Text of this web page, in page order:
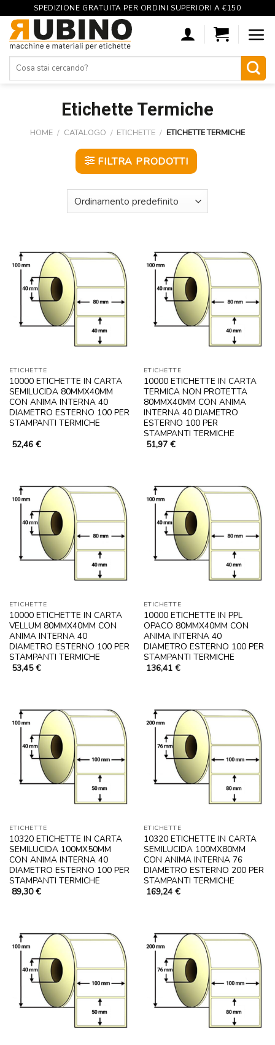
SPEDIZIONE GRATUITA PER ORDINI SUPERIORI A €150
Skip
content
Etichette Termiche
HOME / CATALOGO / ETICHETTE / ETICHETTE TERMICHE
FILTRA PRODOTTI
ETICHETTE
10000 ETICHETTE IN CARTA
SEMILUCIDA 80MMX40MM
CON ANIMA INTERNA 40
DIAMETRO ESTERNO 100 PER
STAMPANTI TERMICHE
52,46 €
ETICHETTE
10000 ETICHETTE IN CARTA
TERMICA NON PROTETTA
80MMX40MM CON ANIMA
INTERNA 40 DIAMETRO
ESTERNO 100 PER
STAMPANTI TERMICHE
51,97 €
ETICHETTE
10000 ETICHETTE IN CARTA
VELLUM 80MMX40MM CON
ANIMA INTERNA 40
DIAMETRO ESTERNO 100 PER
STAMPANTI TERMICHE
53,45€
ETICHETTE
10000 ETICHETTE IN PPL
OPACO 80MMX40MM CON
ANIMA INTERNA 40
DIAMETRO ESTERNO 100 PER
STAMPANTI TERMICHE
136,41 €
ETICHETTE
10320 ETICHETTE IN CARTA
SEMILUCIDA 100MX50MM
CON ANIMA INTERNA 40
DIAMETRO ESTERNO 100 PER
STAMPANTI TERMICHE
89,30€
ETICHETTE
10320 ETICHETTE IN CARTA
SEMILUCIDA 100MX80MM
CON ANIMA INTERNA 76
DIAMETRO ESTERNO 200 PER
STAMPANTI TERMICHE
169,24 €